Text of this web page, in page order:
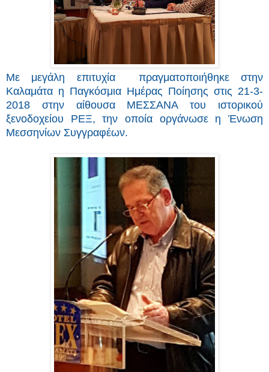
Με μεγάλη επιτυχία πραγματοποιήθηκε στην
Καλαμάτα η Παγκόσμια Ημέρας Ποίησης στις 21-3-
2018 στην αίθουσα ΜΕΣΣΑΝΑ του ιστορικού
ξενοδοχείου ΡΕΞ, την οποία οργάνωσε η Ένωση
Μεσσηνίων Συγγραφέων.